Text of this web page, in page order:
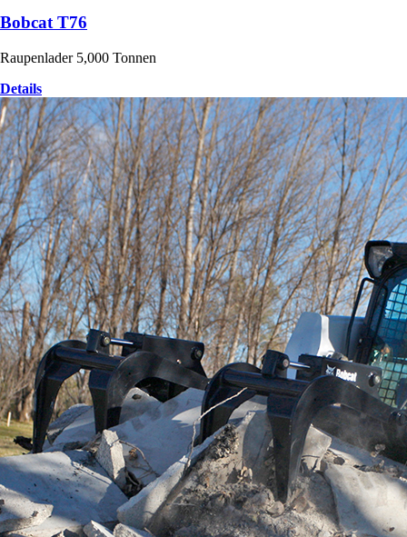
Bobcat T76
Raupenlader 5,000 Tonnen
Details